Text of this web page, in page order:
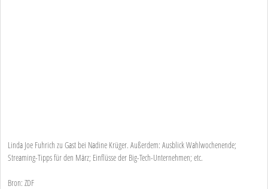
Linda Joe Fuhrich zu Gast bei Nadine Krüger. Außerdem: Ausblick Wahlwochenende;
Streaming-Tipps für den März; Einflüsse der Big-Tech-Unternehmen; etc.
Bron: ZDF